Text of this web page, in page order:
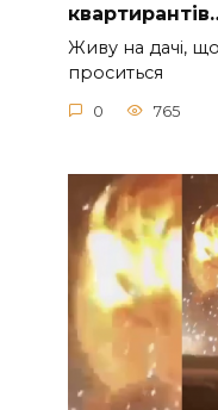
Живу на дачі,
проситься
0 765